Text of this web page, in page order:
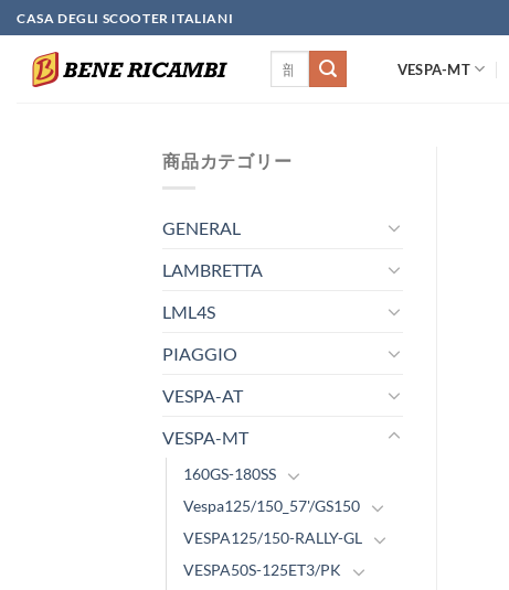
Skip
to
content
CASA DEGLI SCOOTER ITALIANI
VESPA-MT
商品カテゴリー
GENERAL
LAMBRETTA
LML4S
PIAGGIO
VESPA-AT
VESPA-MT
160GS-180SS
Vespa125/150_57'/GS150
VESPA125/150-RALLY-GL
VESPA50S-125ET3/PK